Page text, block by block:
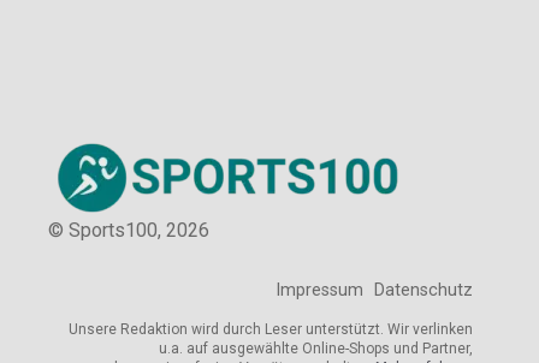
© Sports100, 2026
Impressum Datenschutz
Unsere Redaktion wird durch Leser unterstützt. Wir verlinken
u.a. auf ausgewählte Online-Shops und Partner,